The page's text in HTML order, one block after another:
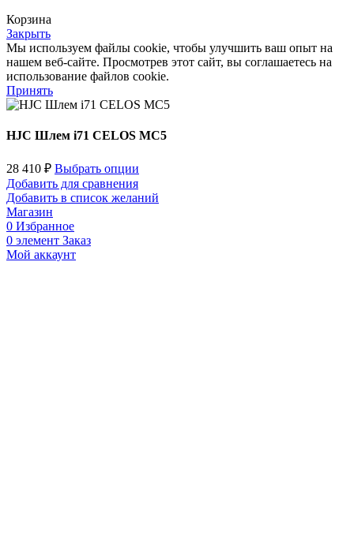
Корзина
Закрыть
Мы используем файлы cookie, чтобы улучшить ваш опыт на
нашем веб-сайте. Просмотрев этот сайт, вы соглашаетесь на
использование файлов cookie.
Принять
HJC Шлем i71 CELOS MC5
28 410 ₽ Выбрать опции
Добавить для сравнения
Добавить в список желаний
Магазин
0 Избранное
0 элемент Заказ
Мой аккаунт